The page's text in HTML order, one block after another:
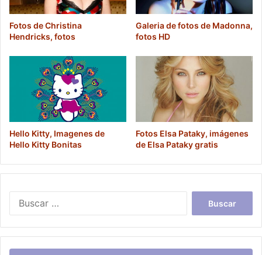
Fotos de Christina
Hendricks, fotos
Galeria de fotos de Madonna,
fotos HD
Hello Kitty, Imagenes de
Hello Kitty Bonitas
Fotos Elsa Pataky, imágenes
de Elsa Pataky gratis